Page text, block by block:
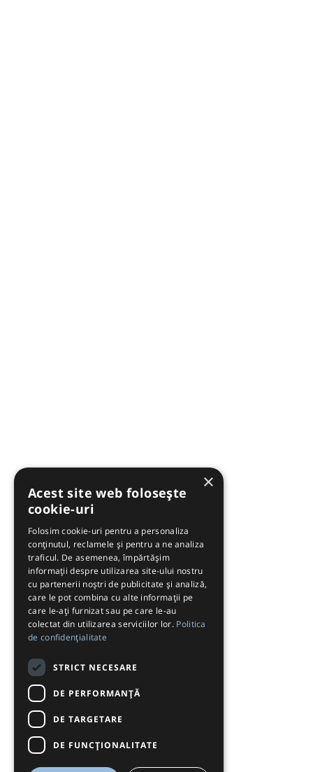
×
Acest site web folosește
cookie-uri
Folosim cookie-uri pentru a personaliza
conținutul, reclamele și pentru a ne analiza
traficul. De asemenea, împărtășim
informații despre utilizarea site-ului nostru
cu partenerii noștri de publicitate și analiză,
care le pot combina cu alte informații pe
care le-ați furnizat sau pe care le-au
colectat din utilizarea serviciilor lor. Politica
de confidențialitate
STRICT NECESARE
DE PERFORMANȚĂ
DE TARGETARE
DE FUNCŢIONALITATE